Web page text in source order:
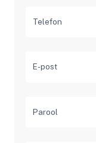
Telefon
E-post
Parool